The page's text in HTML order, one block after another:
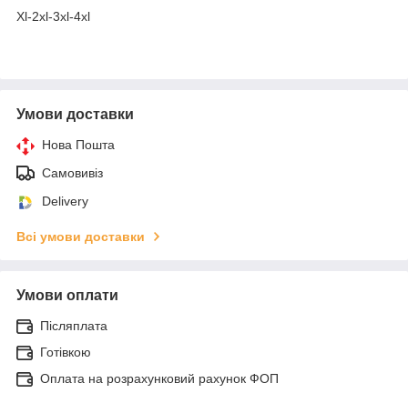
Xl-2xl-3xl-4xl
Умови доставки
Нова Пошта
Самовивіз
Delivery
Всі умови доставки
Умови оплати
Післяплата
Готівкою
Оплата на розрахунковий рахунок ФОП